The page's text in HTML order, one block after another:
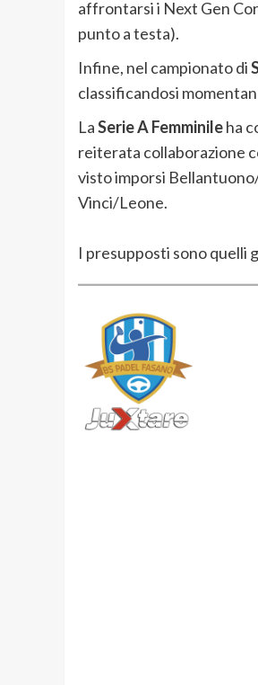
affrontarsi i Next Gen
punto a testa).
Infine, nel campionato di
classificandosi
LaSerie A Femminileha
reiterata collaborazione
visto imporsi
Vinci/Leone.
I presupposti sono quelli